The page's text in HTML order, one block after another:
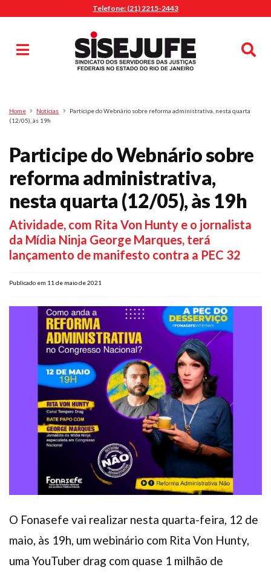
Telefone: (21) 2215-2443
Pesquisa
Home Notícias
Participe do Webnário sobre reforma administrativa, nesta quarta
(12/05), às 19h
Participe do Webnário sobre
reforma administrativa,
nesta quarta (12/05), às 19h
Atividade, com Rita Von Hunty e o jornalista
da Mídia Ninja George Marques, terá
lançamento de manifesto contra a PEC 32
Publicado em 11 de maio de 2021
O Fonasefe vai realizar nesta quarta-feira, 12 de
maio, às 19h, um webinário com Rita Von Hunty,
uma YouTuber drag com quase 1 milhão de
MENU
Sindicalize-se
Jurídico
O Sindicato
Agenda
Casa do Alto
Nossos Convênios
Gympass Wellhub
Plano de Saúde
Pós-graduação
FacebookInstagramTwitter Youtube TikTok Whatsapp